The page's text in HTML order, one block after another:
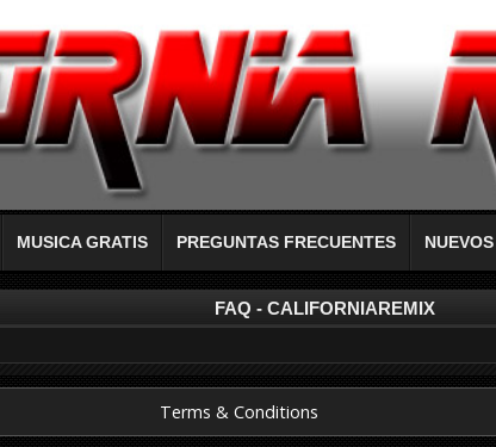
MUSICA GRATIS PREGUNTAS FRECUENTES
FAQ - CALIFORNIAREMIX
Terms & Conditions